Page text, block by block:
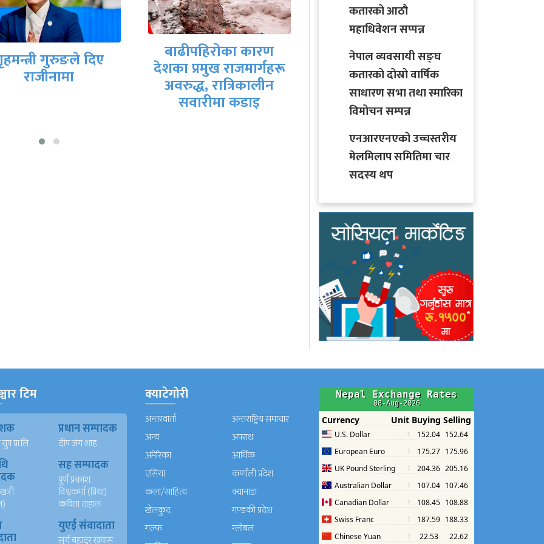
कारण
प्रमुख राजमार्गहरू
अवरुद्ध, रात्रिकालीन
मिटरब्याजपीडित र
सरकारी वार्ता टोलीबीच
आजै सम्झौतापत्रमा
हस्ताक्षर हुने तयारी
साउनको आगमनसँगै
हरियो चुरा र पोतेले सजिए
बजार, किन्नेको लाग्यो…
कतारको आठाै
महाधिवेशन सप्पन्न
नेपाल व्यवसायी सङ्घ
कतारको दोस्रो वार्षिक
साधारण सभा तथा स्मारिका
विमोचन सम्पन्न
एनआरएनएको उच्चस्तरीय
मेलमिलाप समितिमा चार
सदस्य थप
टिम
प्रा.लि
प्रधान सम्पादक
दीप जंग शाह
सह सम्पादक
पूर्ण प्रकाश
विश्वकर्मा (प्रिया)
कविता दाहाल
युएई संवादाता
क्याटेगोरी
अन्तरवार्ता
अन्तराष्ट्रिय समाचार
अन्य
अपराध
अमेरिका
आर्थिक
एसिया
कर्णाली प्रदेश
कला/साहित्य
क्यानाडा
खेलकुद
गण्डकी प्रदेश
गल्फ
ग्लोबल